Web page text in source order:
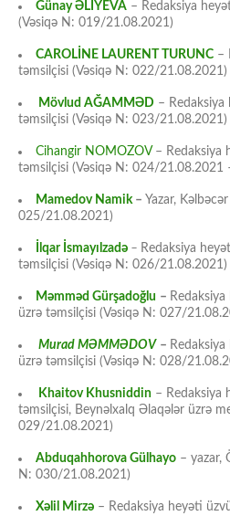
Günay ƏLİYEVA – Redaksiya
(Vəsiqə N: 019/21.08.2021)
CAROLİNE LAURENT TURUNC –
təmsilçisi (Vəsiqə N: 022/21.08.2021)
Mövlud AĞAMMƏD –
təmsilçisi (Vəsiqə N: 023/21.08.2021)
Cihangir NOMOZOV– Redaksiya
təmsilçisi (Vəsiqə N: 024/21.08.2021
Mamedov Namik– Yazar,
025/21.08.2021)
İlqar İsmayılzadə – Redaksiya
təmsilçisi (Vəsiqə N: 026/21.08.2021)
Məmməd Gürşadoğlu –
üzrə təmsilçisi (Vəsiqə N: 027/
Murad MƏMMƏDOV –
üzrə təmsilçisi (Vəsiqə N: 028/
Khaitov Khusniddin – Redaksiya
təmsilçisi, Beynəlxalq Əlaqələr üzrə
029/21.08.2021)
Abduqahhorova Gülhayo – yazar,
N: 030/21.08.2021)
Xəlil Mirzə – Redaksiya heyəti